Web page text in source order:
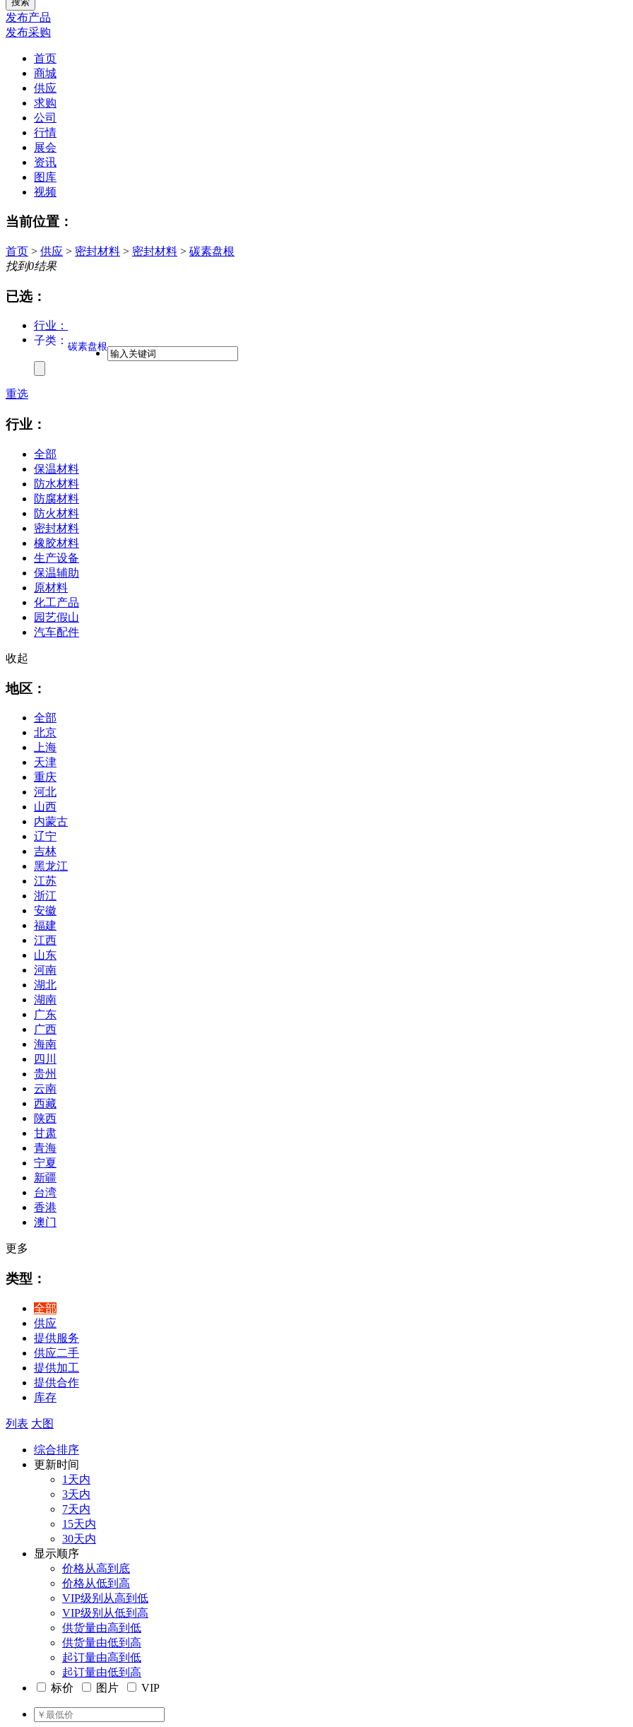
发布产品
发布采购
首页
商城
供应
求购
公司
行情
展会
资讯
图库
视频
当前位置：
首页 > 供应 > 密封材料 > 密封材料 > 碳素盘根
找到0结果
已选：
行业：
子类： 碳素盘根
重选
行业：
全部
保温材料
防水材料
防腐材料
防火材料
密封材料
橡胶材料
生产设备
保温辅助
原材料
化工产品
园艺假山
汽车配件
收起
地区：
全部
北京
上海
天津
重庆
河北
山西
内蒙古
辽宁
吉林
黑龙江
江苏
浙江
安徽
福建
江西
山东
河南
湖北
湖南
广东
广西
海南
四川
贵州
云南
西藏
陕西
甘肃
青海
宁夏
新疆
台湾
香港
澳门
更多
类型：
全部
供应
提供服务
供应二手
提供加工
提供合作
库存
列表 大图
综合排序
更新时间
1天内
3天内
7天内
15天内
30天内
显示顺序
价格从高到底
价格从低到高
VIP级别从高到低
VIP级别从低到高
供货量由高到低
供货量由低到高
起订量由高到低
起订量由低到高
标价
图片 VIP